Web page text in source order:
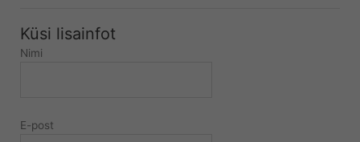
Küsi lisainfot
Nimi
E-post